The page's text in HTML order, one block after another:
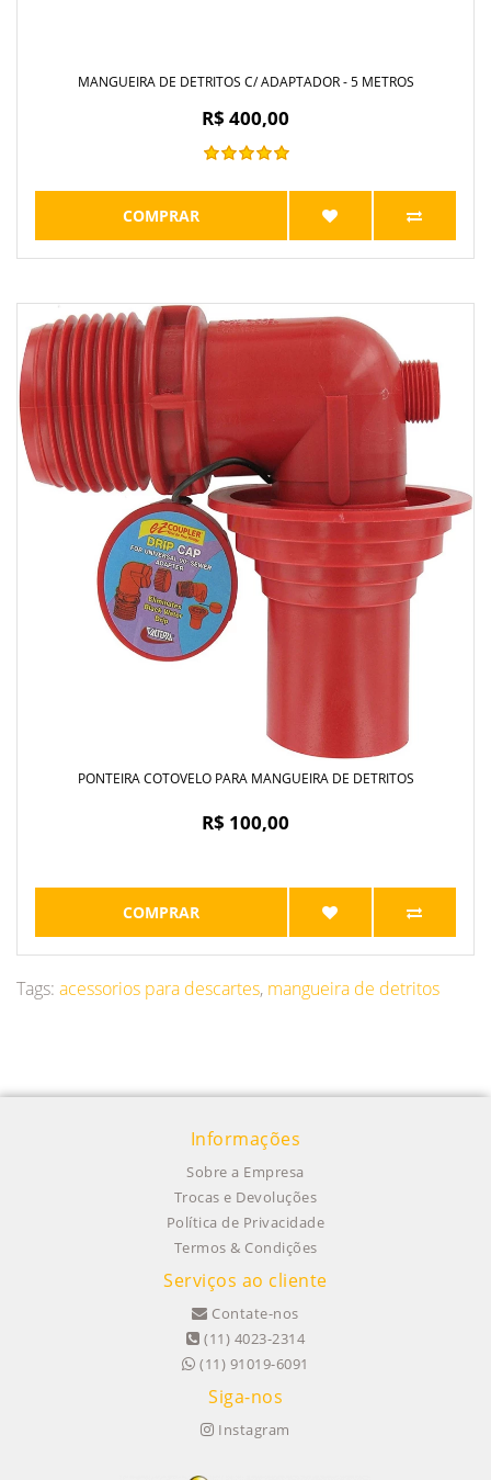
MANGUEIRA DE DETRITOS C/ ADAPTADOR - 5 METROS
R$ 400,00
COMPRAR
PONTEIRA COTOVELO PARA MANGUEIRA DE DETRITOS
R$ 100,00
COMPRAR
Tags: acessorios para descartes, mangueira de detritos
Informações
Sobre a Empresa
Trocas e Devoluções
Política de Privacidade
Termos & Condições
Serviços ao cliente
Contate-nos
(11) 4023-2314
(11) 91019-6091
Siga-nos
Instagram